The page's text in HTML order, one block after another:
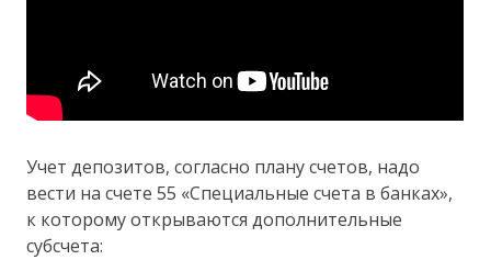
Учет депозитов, согласно плану счетов, надо
вести на счете 55 «Специальные счета в банках»,
к которому открываются дополнительные
субсчета: